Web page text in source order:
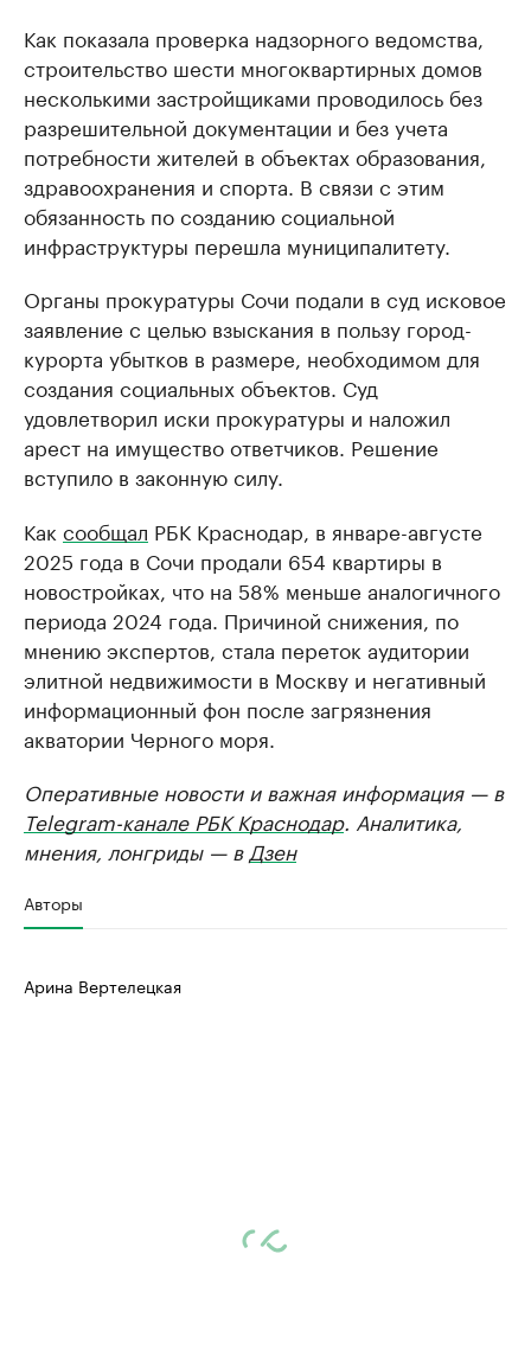
Как показала проверка надзорного ведомства,
строительство шести многоквартирных домов
несколькими застройщиками проводилось без
разрешительной документации и без учета
потребности жителей в объектах образования,
здравоохранения и спорта. В связи с этим
обязанность по созданию социальной
инфраструктуры перешла муниципалитету.
Органы прокуратуры Сочи подали в суд исковое
заявление с целью взыскания в пользу город-
курорта убытков в размере, необходимом для
создания социальных объектов. Суд
удовлетворил иски прокуратуры и наложил
арест на имущество ответчиков. Решение
вступило в законную силу.
Как сообщал РБК Краснодар, в январе-августе
2025 года в Сочи продали 654 квартиры в
новостройках, что на 58% меньше аналогичного
периода 2024 года. Причиной снижения, по
мнению экспертов, стала переток аудитории
элитной недвижимости в Москву и негативный
информационный фон после загрязнения
акватории Черного моря.
Оперативные новости и важная информация — в
Telegram-канале РБК Краснодар. Аналитика,
мнения, лонгриды — в Дзен
Авторы
Арина Вертелецкая